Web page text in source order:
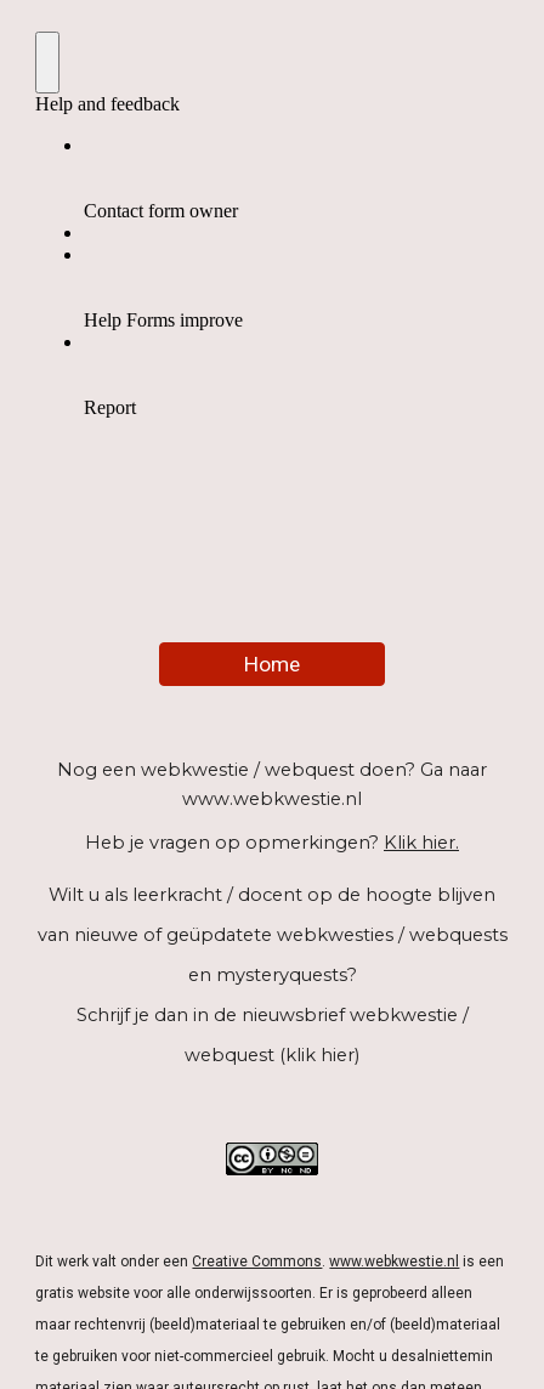
Home
Nog een webkwestie / webquest doen? Ga naar
www.webkwestie.nl
Heb je vragen op opmerkingen? Klik hier.
Wilt u als leerkracht / docent op de hoogte blijven
van nieuwe of geüpdatete webkwesties / webquests
en mysteryquests?
Schrijf je dan in de nieuwsbrief webkwestie /
webquest (klik hier)
Dit werk valt onder eenCreative Commons.www.webkwestie.nl is een
gratis website voor alle onderwijssoorten. Er is geprobeerd alleen
maar rechtenvrij (beeld)materiaal te gebruiken en/of (beeld)materiaal
te gebruiken voor niet-commercieel gebruik. Mocht u desalniettemin